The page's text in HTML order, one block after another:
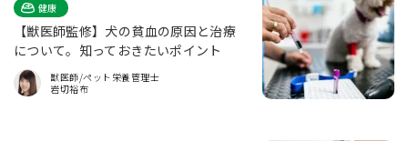
健康
【獣医師監修】犬の貧血の原因と治療
について。知っておきたいポイント
獣医師/ペット栄養管理士
岩切裕布